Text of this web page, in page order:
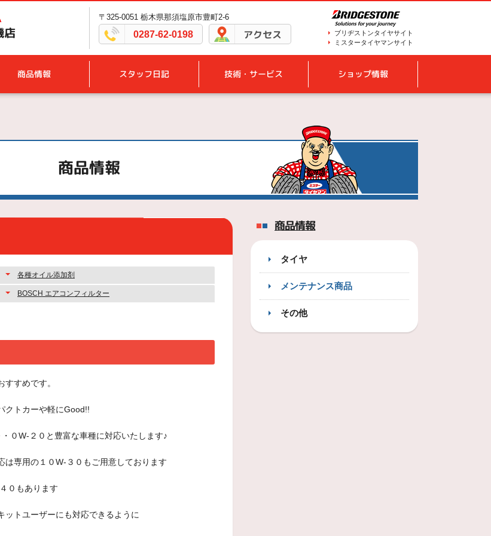
店
〒325-0051 栃木県那須塩原市豊町2-6
0287-62-0198 アクセス
ブリヂストンタイヤサイト
ミスタータイヤマンサイト
商品情報 スタッフ日記 技術・サービス ショップ情報
商品情報
各種オイル添加剤
BOSCH エアコンフィルター
すめです。
クトカーや軽にGood!!
０W-２０と豊富な車種に対応いたします♪
は専用の１０W-３０もご用意しております
０もあります
ットユーザーにも対応できるように
商品情報
タイヤ
メンテナンス商品
その他